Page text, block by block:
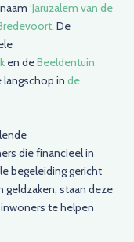
‘Jaruzalem van de
. De
en deBeeldentuin
langschop in de
die financieel in
begeleiding gericht
staan deze
te helpen